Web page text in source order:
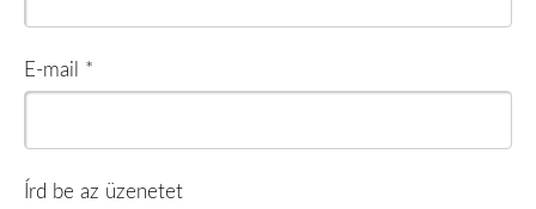
E-mail *
Írd be az üzenetet